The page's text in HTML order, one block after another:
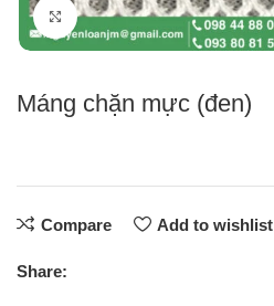
Click to enlarge
Máng chặn mực (đen)
Compare Add to wishlist
Share: